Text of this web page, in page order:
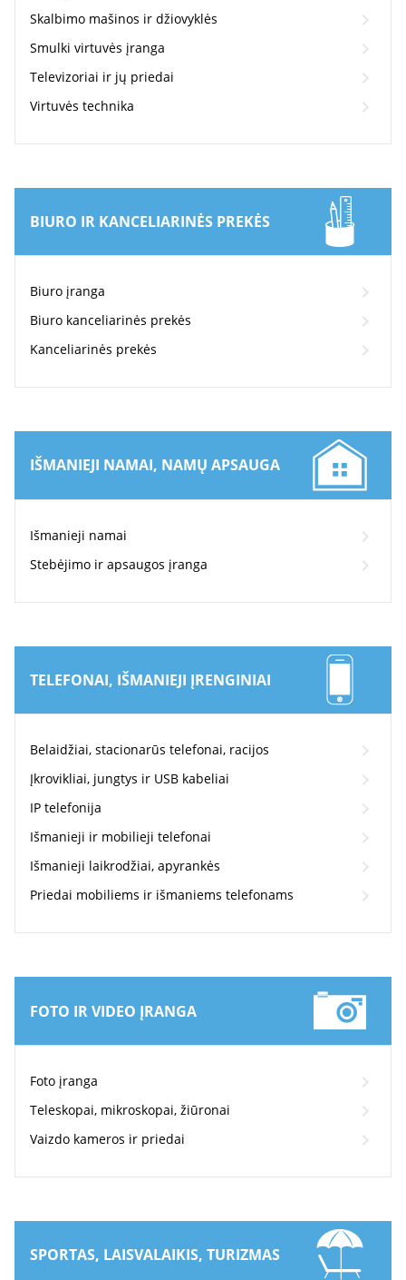
Skalbimo mašinos ir džiovyklės
Smulki virtuvės įranga
Televizoriai ir jų priedai
Virtuvės technika
BIURO IR KANCELIARINĖS PREKĖS
Biuro įranga
Biuro kanceliarinės prekės
Kanceliarinės prekės
IŠMANIEJI NAMAI, NAMŲ APSAUGA
Išmanieji namai
Stebėjimo ir apsaugos įranga
TELEFONAI, IŠMANIEJI ĮRENGINIAI
Belaidžiai, stacionarūs telefonai, racijos
Įkrovikliai, jungtys ir USB kabeliai
IP telefonija
Išmanieji ir mobilieji telefonai
Išmanieji laikrodžiai, apyrankės
Priedai mobiliems ir išmaniems telefonams
FOTO IR VIDEO ĮRANGA
Foto įranga
Teleskopai, mikroskopai, žiūronai
Vaizdo kameros ir priedai
SPORTAS, LAISVALAIKIS, TURIZMAS